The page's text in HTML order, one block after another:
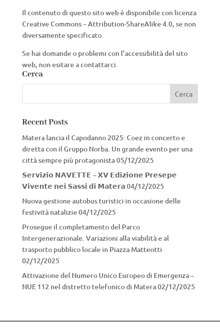
Il contenuto di questo sito web è disponibile con licenza
Creative Commons – Attribution-ShareAlike 4.0, se non
diversamente specificato.
Se hai domande o problemi con l’accessibilità del sito
web, non esitare a contattarci.
Cerca
Recent Posts
Matera lancia il Capodanno 2025: Coez in concerto e
diretta con il Gruppo Norba. Un grande evento per una
città sempre più protagonista05/12/2025
𝗦𝗲𝗿𝘃𝗶𝘇𝗶𝗼 𝗡𝗔𝗩𝗘𝗧𝗧𝗘 – 𝗫𝗩 𝗘𝗱𝗶𝘇𝗶𝗼𝗻𝗲 𝗣𝗿𝗲𝘀𝗲𝗽𝗲
𝗩𝗶𝘃𝗲𝗻𝘁𝗲 𝗻𝗲𝗶 𝗦𝗮𝘀𝘀𝗶 𝗱𝗶 𝗠𝗮𝘁𝗲𝗿𝗮04/12/2025
Nuova gestione autobus turistici in occasione delle
festività natalizie04/12/2025
Prosegue il completamento del Parco
Intergenerazionale. Variazioni alla viabilità e al
trasporto pubblico locale in Piazza Matteotti
02/12/2025
Attivazione del Numero Unico Europeo di Emergenza –
NUE 112 nel distretto telefonico di Matera02/12/2025